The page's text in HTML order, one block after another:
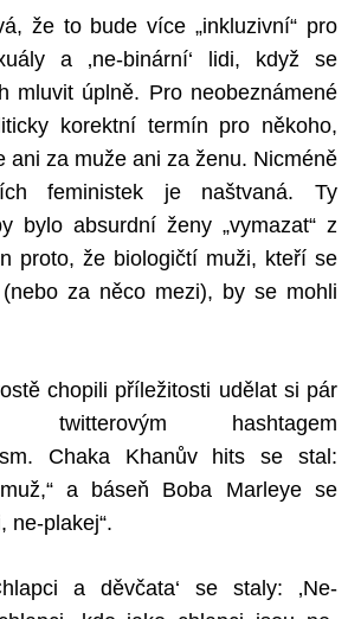
že to bude více „inkluzivní“ pro
a ‚ne-binární‘ lidi, když se
mluvit úplně. Pro neobeznámené
korektní termín pro někoho,
ani za muže ani za ženu. Nicméně
feministek je naštvaná. Ty
bylo absurdní ženy „vymazat“ z
proto, že biologičtí muži, kteří se
za něco mezi), by se mohli
chopili příležitosti udělat si pár
hashtagem
Chaka Khanův hits se stal:
a báseň Boba Marleye se
ne-plakej“.
a děvčata‘ se staly: ‚Ne-